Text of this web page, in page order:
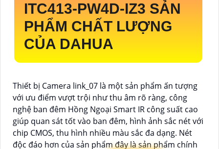
ITC413-PW4D-IZ3 SẢN
PHẨM CHẤT LƯỢNG
CỦA DAHUA
Thiết bị Camera link_07 là một sản phẩm ấn tượng
với ưu điểm vượt trội như thu âm rõ ràng, công
nghệ ban đêm Hồng Ngoại Smart IR công suất cao
giúp quan sát tốt vào ban đêm, hình ảnh sắc nét với
chip CMOS, thu hình nhiều màu sắc đa dạng. Nét
độc đáo hơn của sản phẩm đây là sản phẩm chính